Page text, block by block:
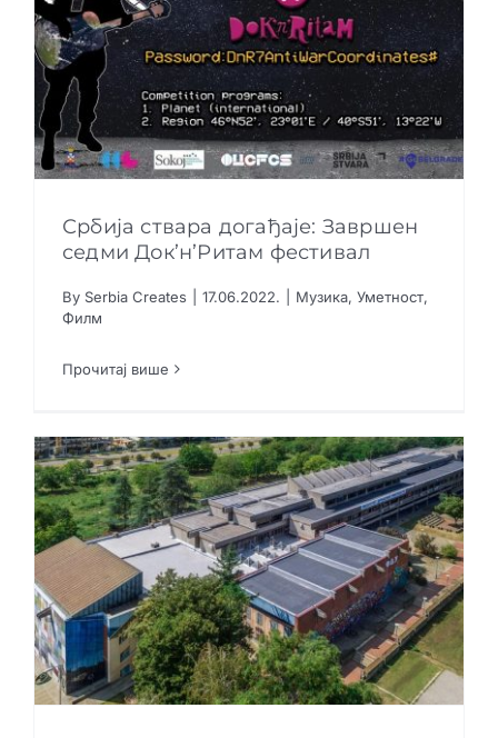
Србија ствара догађаје: Завршен седми
Србија ствара догађаје: Завршен
седми Док’н’Ритам фестивал
By Serbia Creates 17.06.2022. Музика, Уметност,
Филм
Прочитај више